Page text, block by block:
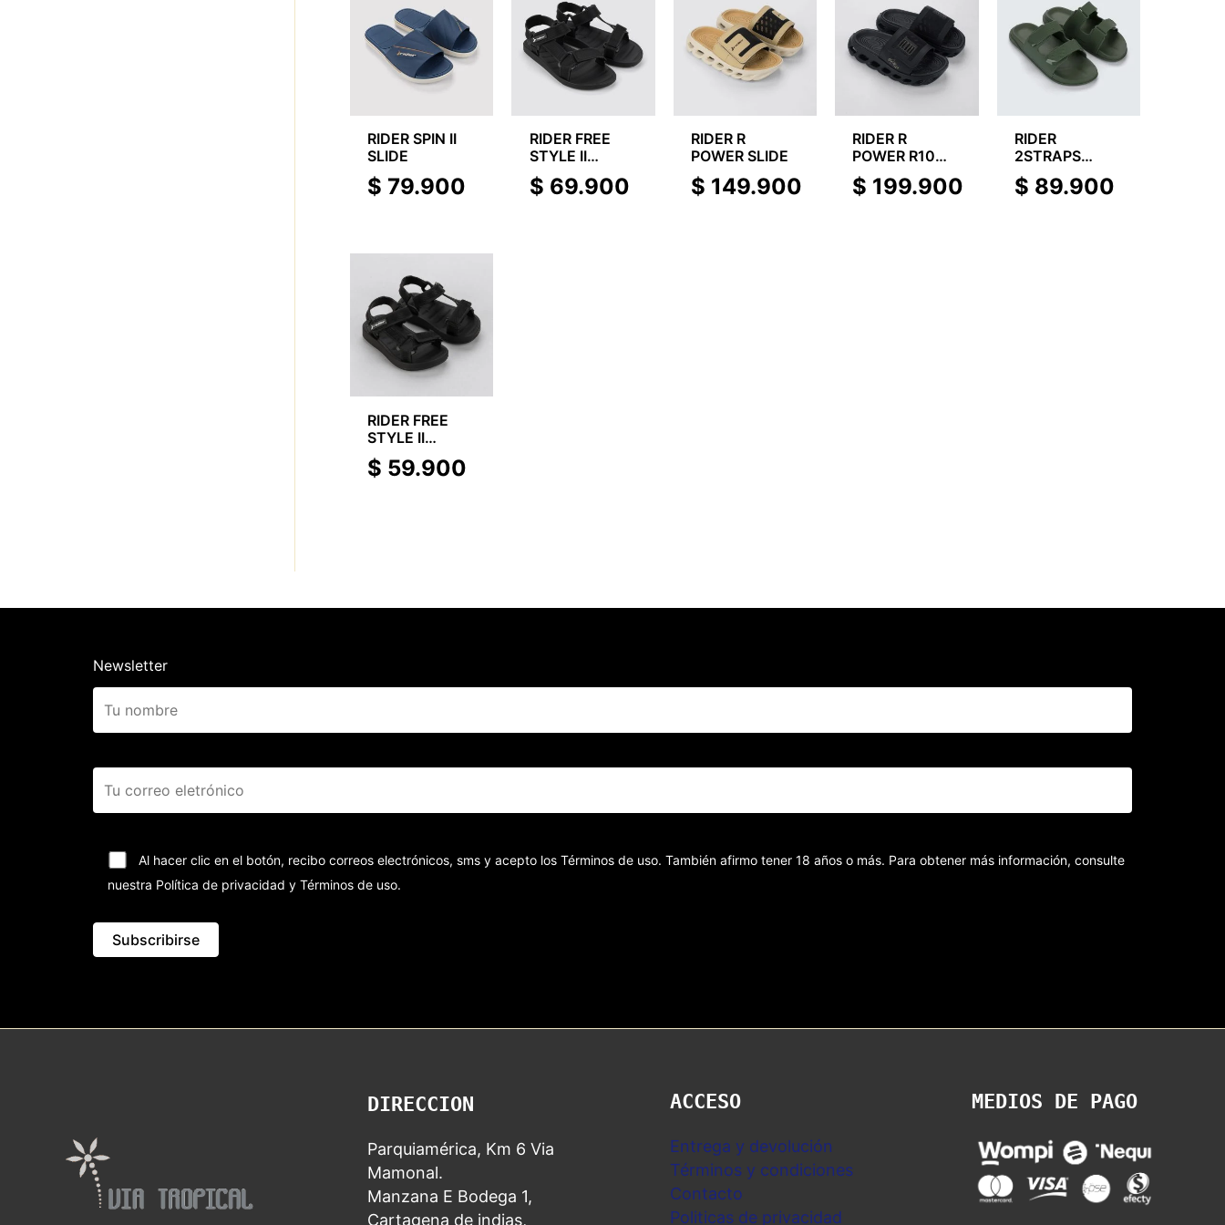
RIDER SPIN II
SLIDE
$ 79.900
RIDER FREE
STYLE II
PAPETE
$ 69.900
RIDER R
POWER SLIDE
$ 149.900
RIDER R
POWER R10
SLIDE
$ 199.900
RIDER
2STRAPS
SLIDE
$ 89.900
RIDER FREE
STYLE II
PAPETE BABY
$ 59.900
Newsletter
Al hacer clic en el botón, recibo correos electrónicos, sms y acepto los Términos de uso. También afirmo tener 18 años o más. Para obtener más información, consulte
nuestra Política de privacidad y Términos de uso.
DIRECCION
Parquiamérica, Km 6 Via
Mamonal.
Manzana E Bodega 1,
Cartagena de indias,
ACCESO
Entrega y devolución
Términos y condiciones
Contacto
Politicas de privacidad
MEDIOS DE PAGO